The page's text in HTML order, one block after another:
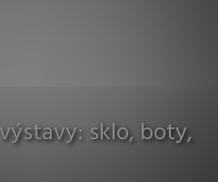
sklo, boty,